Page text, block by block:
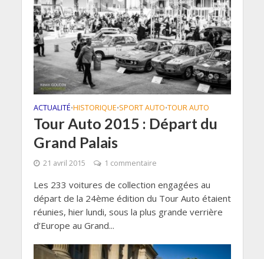
ACTUALITÉ•HISTORIQUE•SPORT AUTO•TOUR AUTO
Tour Auto 2015 : Départ du
Grand Palais
21 avril 2015 1 commentaire
Les 233 voitures de collection engagées au
départ de la 24ème édition du Tour Auto étaient
réunies, hier lundi, sous la plus grande verrière
d’Europe au Grand...